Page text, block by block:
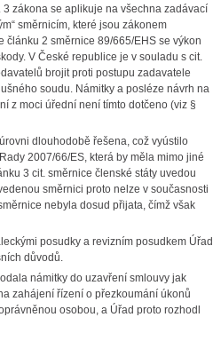
zákona se aplikuje na všechna zadávací
směrnicím, které jsou zákonem
2 směrnice 89/665/EHS se výkon
V České republice je v souladu s cit.
brojit proti postupu zadavatele
soudu. Námitky a posléze návrh na
z moci úřední není tímto dotčeno (viz §
dlouhodobě řešena, což vyústilo
2007/66/ES, která by měla mimo jiné
3 cit. směrnice členské státy uvedou
směrnici proto nelze v současnosti
nebyla dosud přijata, čímž však
posudky a revizním posudkem Úřad
důvodů.
námitky do uzavření smlouvy jak
zahájení řízení o přezkoumání úkonů
osobou, a Úřad proto rozhodl